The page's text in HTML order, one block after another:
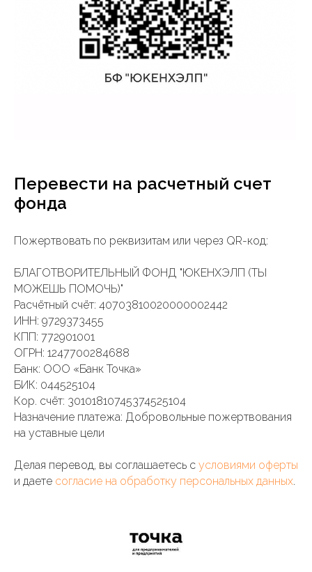
Перевести на расчетный счет
фонда
Пожертвовать по реквизитам или через QR-код:
БЛАГОТВОРИТЕЛЬНЫЙ ФОНД "ЮКЕНХЭЛП (ТЫ
МОЖЕШЬ ПОМОЧЬ)"
Расчётный счёт: 40703810020000002442
ИНН: 9729373455
КПП: 772901001
ОГРН: 1247700284688
Банк: ООО «Банк Точка»
БИК: 044525104
Кор. счёт: 30101810745374525104
Назначение платежа: Добровольные пожертвования
на уставные цели
Делая перевод, вы соглашаетесь с условиями оферты
и даете согласие на обработку персональных данных.